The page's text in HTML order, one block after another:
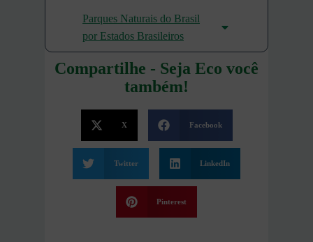
Parques Naturais do Brasil
por Estados Brasileiros
Compartilhe - Seja Eco você
também!
X Facebook
Twitter LinkedIn
Pinterest